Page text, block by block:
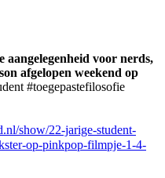
aangelegenheid voor nerds,
afgelopen weekend op
#toegepastefilosofie
show/22-jarige-student-
op-pinkpop-filmpje-1-4-